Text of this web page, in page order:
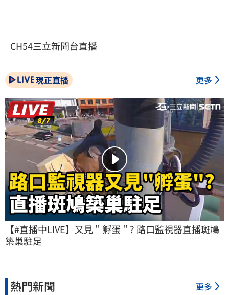
CH54三立新聞台直播
現正直播 更多
【#直播中LIVE】又見＂孵蛋＂? 路口監視器直播斑鳩
築巢駐足
熱門新聞 更多